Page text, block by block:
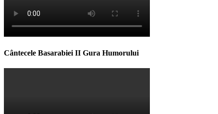
Cântecele Basarabiei II Gura Humorului